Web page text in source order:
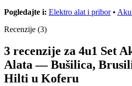
Pogledajte i: Elektro alat i pribor•
Recenzije (3)
3 recenzije za 4u1 Set
Alata — Bušilica,
Hilti u Koferu